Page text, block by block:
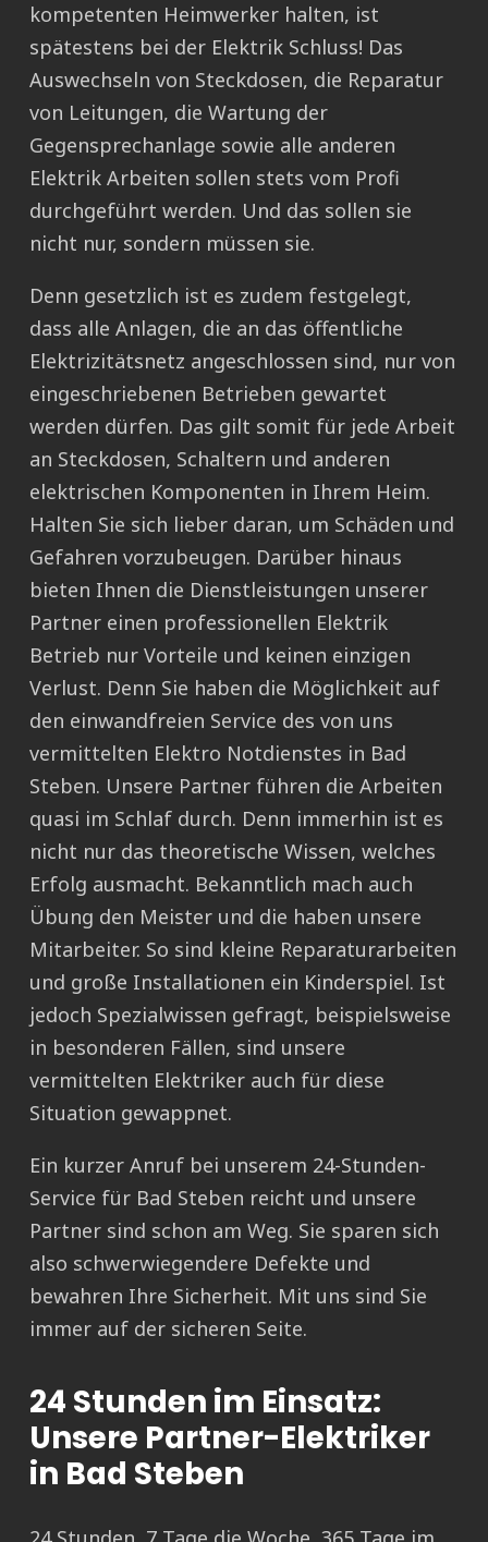
kompetenten Heimwerker halten, ist
spätestens bei der Elektrik Schluss! Das
Auswechseln von Steckdosen, die Reparatur
von Leitungen, die Wartung der
Gegensprechanlage sowie alle anderen
Elektrik Arbeiten sollen stets vom Profi
durchgeführt werden. Und das sollen sie
nicht nur, sondern müssen sie.
Denn gesetzlich ist es zudem festgelegt,
dass alle Anlagen, die an das öffentliche
Elektrizitätsnetz angeschlossen sind, nur von
eingeschriebenen Betrieben gewartet
werden dürfen. Das gilt somit für jede Arbeit
an Steckdosen, Schaltern und anderen
elektrischen Komponenten in Ihrem Heim.
Halten Sie sich lieber daran, um Schäden und
Gefahren vorzubeugen. Darüber hinaus
bieten Ihnen die Dienstleistungen unserer
Partner einen professionellen Elektrik
Betrieb nur Vorteile und keinen einzigen
Verlust. Denn Sie haben die Möglichkeit auf
den einwandfreien Service des von uns
vermittelten Elektro Notdienstes in Bad
Steben. Unsere Partner führen die Arbeiten
quasi im Schlaf durch. Denn immerhin ist es
nicht nur das theoretische Wissen, welches
Erfolg ausmacht. Bekanntlich mach auch
Übung den Meister und die haben unsere
Mitarbeiter. So sind kleine Reparaturarbeiten
und große Installationen ein Kinderspiel. Ist
jedoch Spezialwissen gefragt, beispielsweise
in besonderen Fällen, sind unsere
vermittelten Elektriker auch für diese
Situation gewappnet.
Ein kurzer Anruf bei unserem 24-Stunden-
Service für Bad Steben reicht und unsere
Partner sind schon am Weg. Sie sparen sich
also schwerwiegendere Defekte und
bewahren Ihre Sicherheit. Mit uns sind Sie
immer auf der sicheren Seite.
24 Stunden im Einsatz:
Unsere Partner-Elektriker
in Bad Steben